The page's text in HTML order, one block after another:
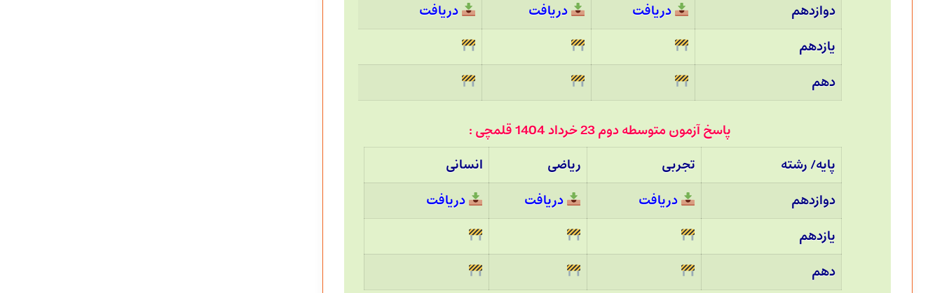
دوازدهم
دریافت دریافت
دریافت
یازدهم
دهم
پاسخ آزمون متوسطه دوم 23 خرداد 1404 قلمچی :
پایه/ رشته
تجربی ریاضی
انسانی
دوازدهم
دریافت دریافت
دریافت
یازدهم
دهم